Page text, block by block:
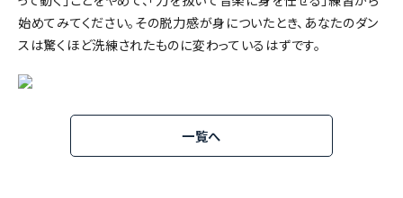
始めてみてください。その脱力感が身についたとき、あなたのダン
スは驚くほど洗練されたものに変わっているはずです。
一覧へ